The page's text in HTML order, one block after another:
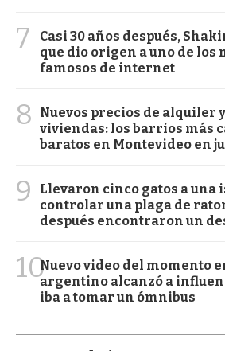
7
Casi 30 años después,
que dio origen a uno de los
famosos de internet
8
Nuevos precios de alquiler
viviendas: los barrios más
baratos en Montevideo en
9
Llevaron cinco gatos a una
controlar una plaga de
después encontraron un
10Nuevo video del momento
argentino alcanzó a
iba a tomar un ómnibus